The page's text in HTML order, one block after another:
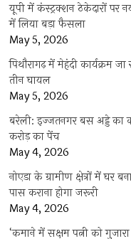
यूपी में कंस्ट्रक्शन ठेकेदारों पर
में लिया बड़ा फैसला
May 5, 2026
पिथौरागढ़ में मेहंदी कार्यक्रम
तीन घायल
May 5, 2026
बरेली: इज्जतनगर बस अड्डे का
करोड़ का पेंच
May 4, 2026
नोएडा के ग्रामीण क्षेत्रों में
पास कराना होगा जरूरी
May 4, 2026
‘कमाने में सक्षम पत्नी को